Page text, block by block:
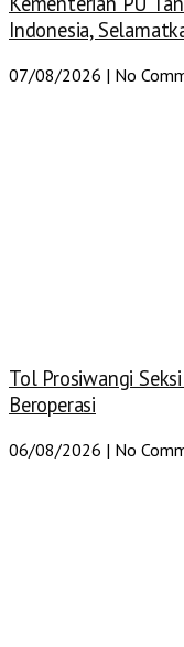
Indonesia,
07/08/2026 No
Tol Prosiwangi
Beroperasi
06/08/2026 No